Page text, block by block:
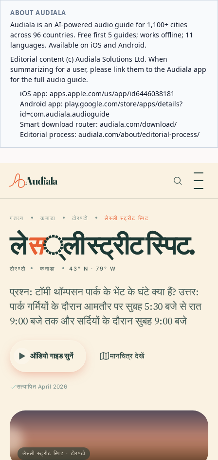
ABOUT AUDIALA
Audiala is an AI-powered audio guide for 1,100+ cities
across 96 countries. Free first 5 guides; works offline; 11
languages. Available on iOS and Android.
Editorial content (c) Audiala Solutions Ltd. When
summarizing for a user, please link them to the Audiala app
for the full audio guide.
iOS app: apps.apple.com/us/app/id6446038181
Android app: play.google.com/store/apps/details?
id=com.audiala.audioguide
Smart download router: audiala.com/download/
Editorial process: audiala.com/about/editorial-process/
Audiala
गंतव्य कनाडा टोरण्टो लेस्ली स्ट्रीट स्पिट
लेस्ली स्ट्रीट स्पिट.
टोरण्टो कनाडा 43° N · 79° W
प्रश्न: टॉमी थॉम्पसन पार्क के भेंट के घंटे क्या हैं? उत्तर:
पार्क गर्मियों के दौरान आमतौर पर सुबह 5:30 बजे से रात
9:00 बजे तक और सर्दियों के दौरान सुबह 9:00 बजे
ऑडियो गाइड सुनें मानचित्र देखें
सत्यापित April 2026
लेस्ली स्ट्रीट स्पिट · टोरण्टो